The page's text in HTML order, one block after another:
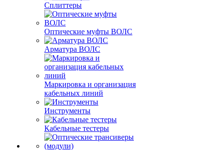
Сплиттеры
Оптические муфты ВОЛС
Арматура ВОЛС
Маркировка и организация
кабельных линий
Инструменты
Кабельные тестеры